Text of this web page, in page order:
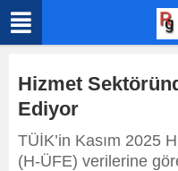
Hizmet
Ediyor
TÜİK’in Kasım 2025
(H-ÜFE) verilerine